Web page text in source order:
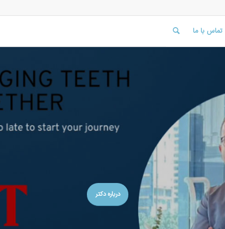
تماس با ما
درباره دکتر